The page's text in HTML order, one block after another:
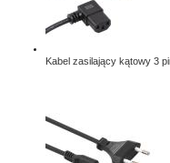
Kabel zasilający kątowy 3